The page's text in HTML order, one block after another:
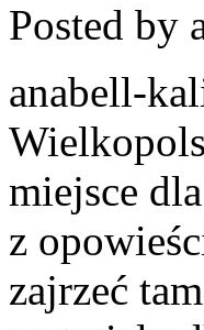
Posted by
anabell-
miejsce
z
zajrzeć